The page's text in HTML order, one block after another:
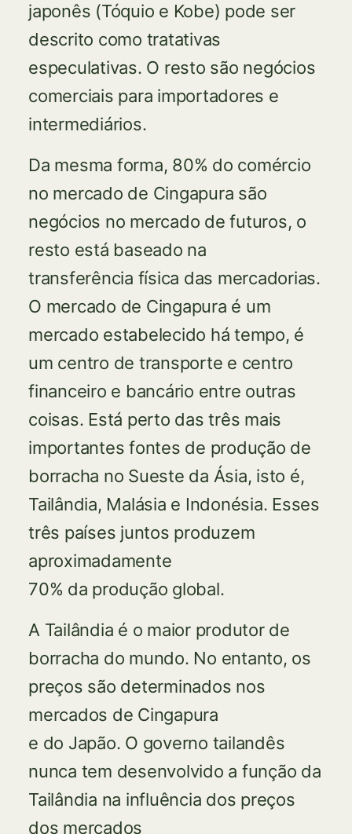
japonês (Tóquio e Kobe) pode ser
descrito como tratativas
especulativas. O resto são negócios
comerciais para importadores e
intermediários.
Da mesma forma, 80% do comércio
no mercado de Cingapura são
negócios no mercado de futuros, o
resto está baseado na
transferência física das mercadorias.
O mercado de Cingapura é um
mercado estabelecido há tempo, é
um centro de transporte e centro
financeiro e bancário entre outras
coisas. Está perto das três mais
importantes fontes de produção de
borracha no Sueste da Ásia, isto é,
Tailândia, Malásia e Indonésia. Esses
três países juntos produzem
aproximadamente
70% da produção global.
A Tailândia é o maior produtor de
borracha do mundo. No entanto, os
preços são determinados nos
mercados de Cingapura
e do Japão. O governo tailandês
nunca tem desenvolvido a função da
Tailândia na influência dos preços
dos mercados